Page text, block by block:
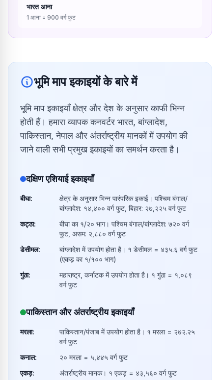
भारत आना
1 आना = 900 वर्ग फुट
भूमि माप इकाइयों के बारे में
भूमि माप इकाइयाँ क्षेत्र और देश के अनुसार काफी भिन्न
होती हैं। हमारा व्यापक कनवर्टर भारत, बांग्लादेश,
पाकिस्तान, नेपाल और अंतर्राष्ट्रीय मानकों में उपयोग की
जाने वाली सभी प्रमुख इकाइयों का समर्थन करता है।
दक्षिण एशियाई इकाइयाँ
बीघा:
क्षेत्र के अनुसार भिन्न पारंपरिक इकाई। पश्चिम बंगाल/
बांग्लादेश: १४,४०० वर्ग फुट, बिहार: २७,२२५ वर्ग फुट
कट्ठा:
बीघा का १/२० भाग। पश्चिम बंगाल/बांग्लादेश: ७२० वर्ग
फुट, असम: २,८८० वर्ग फुट
डेसीमल:
बांग्लादेश में उपयोग होता है। १ डेसीमल = ४३५.६ वर्ग फुट
(एकड़ का १/१०० भाग)
गुंठा:
महाराष्ट्र, कर्नाटक में उपयोग होता है। १ गुंठा = १,०८९
वर्ग फुट
पाकिस्तान और अंतर्राष्ट्रीय इकाइयाँ
मरला:
पाकिस्तान/पंजाब में उपयोग होता है। १ मरला = २७२.२५
वर्ग फुट
कनाल:
२० मरला = ५,४४५ वर्ग फुट
एकड़:
अंतर्राष्ट्रीय मानक। १ एकड़ = ४३,५६० वर्ग फुट